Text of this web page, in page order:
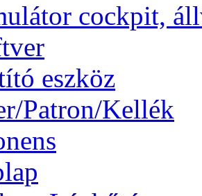
cockpit,
eszköz
Patron/Kellék